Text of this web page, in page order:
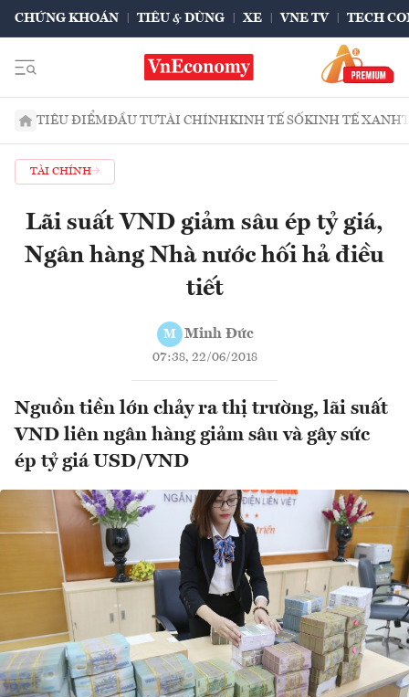
CHỨNG KHOÁN TIÊU & DÙNG XE VNE TV TECH
TIÊU ĐIỂMĐẦU TƯTÀI CHÍNHKINH TẾ SỐKINH TẾ XANH
TÀI CHÍNH
Lãi suất VND giảm sâu ép tỷ giá,
Ngân hàng Nhà nước hối hả điều
tiết
M Minh Đức
07:38, 22/06/2018
Nguồn tiền lớn chảy ra thị trường, lãi suất
VND liên ngân hàng giảm sâu và gây sức
ép tỷ giá USD/VND